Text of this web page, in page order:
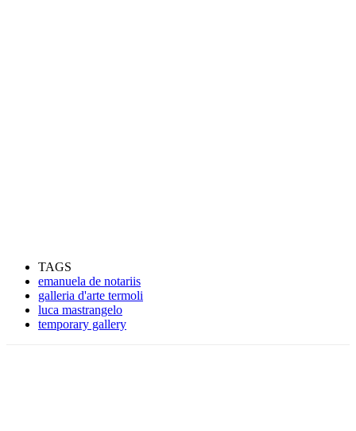
TAGS
emanuela de notariis
galleria d'arte termoli
luca mastrangelo
temporary gallery